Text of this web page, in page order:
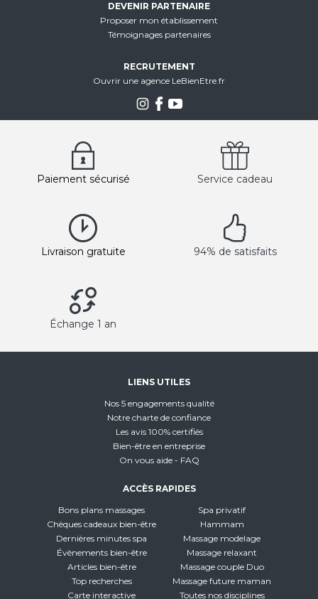
DEVENIR PARTENAIRE
Proposer mon établissement
Témoignages partenaires
RECRUTEMENT
Ouvrir une agence LeBienEtre.fr
Paiement sécurisé Service cadeau
Livraison gratuite 94% de satisfaits
Échange 1 an
LIENS UTILES
Nos 5 engagements qualité
Notre charte de confiance
Les avis 100% certifiés
Bien-être en entreprise
On vous aide - FAQ
ACCÈS RAPIDES
Bons plans massages
Chèques cadeaux bien-être
Dernières minutes spa
Évènements bien-être
Articles bien-être
Top recherches
Carte interactive
Spa privatif
Hammam
Massage modelage
Massage relaxant
Massage couple Duo
Massage future maman
Toutes nos disciplines